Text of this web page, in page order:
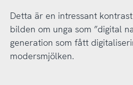
Detta är en intressant
bilden om unga som ”digital
generation som fått
modersmjölken.